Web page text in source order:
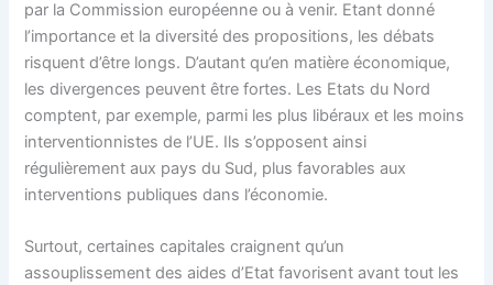
par la Commission européenne ou à venir. Etant donné
l’importance et la diversité des propositions, les débats
risquent d’être longs. D’autant qu’en matière économique,
les divergences peuvent être fortes. Les Etats du Nord
comptent, par exemple, parmi les plus libéraux et les moins
interventionnistes de l’UE. Ils s’opposent ainsi
régulièrement aux pays du Sud, plus favorables aux
interventions publiques dans l’économie.
Surtout, certaines capitales craignent qu’un
assouplissement des aides d’Etat favorisent avant tout les